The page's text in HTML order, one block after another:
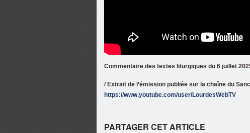
Commentaire des textes liturgiques du 6 juillet
/ Extrait de l’émission publiée sur la chaîne du
https://www.youtube.com/user/LourdesWebTV
PARTAGER CET ARTICLE